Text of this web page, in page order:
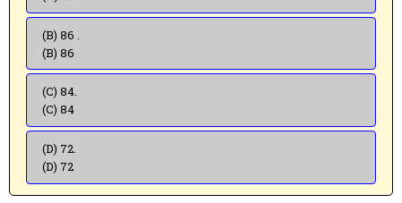
(B) 86 .
(B) 86
(C) 84.
(C) 84
(D) 72.
(D) 72